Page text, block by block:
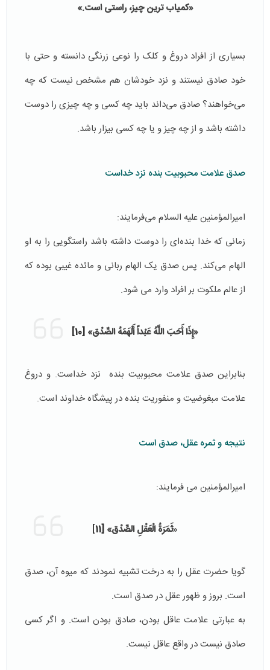
«کمیاب ترین چیز، راستی است.»
بسیاری از افراد دروغ و کلک را نوعی زرنگی دانسته و حتی با
خود صادق نیستند و نزد خودشان هم مشخص نیست که چه
می‌خواهند؟ صادق می‌داند باید چه کسی و چه چیزی را دوست
داشته باشد و از چه چیز و یا چه کسی بیزار باشد.
صدق علامت محبوبیت بنده نزد خداست
امیرالمؤمنین علیه السلام می‌فرمایند:
زمانی که خدا بنده‌ای را دوست داشته باشد راستگویی را به او
الهام می‌کند. پس صدق یک الهام ربانی و مائده غیبی بوده که
از عالم ملکوت بر افراد وارد می شود.
«إِذَا أَحَبَ‏ اللَّهُ‏ عَبْداً أَلْهَمَهُ‏ الصِّدْق‏» [10]
بنابراین صدق علامت محبوبیت بنده نزد خداست. و دروغ
علامت مبغوضیت و منفوریت بنده در پیشگاه خداوند است.
نتیجه و ثمره عقل، صدق است
امیرالمؤمنین می فرمایند:
«ثَمَرَةُ الْعَقْلِ‏ الصِّدْق‏» [11
]
گویا حضرت عقل را به درخت تشبیه نمودند که میوه آن، صدق
است. بروز و ظهور عقل در صدق است.
به عبارتی علامت عاقل بودن، صادق بودن است. و اگر کسی
صادق نیست در واقع عاقل نیست.